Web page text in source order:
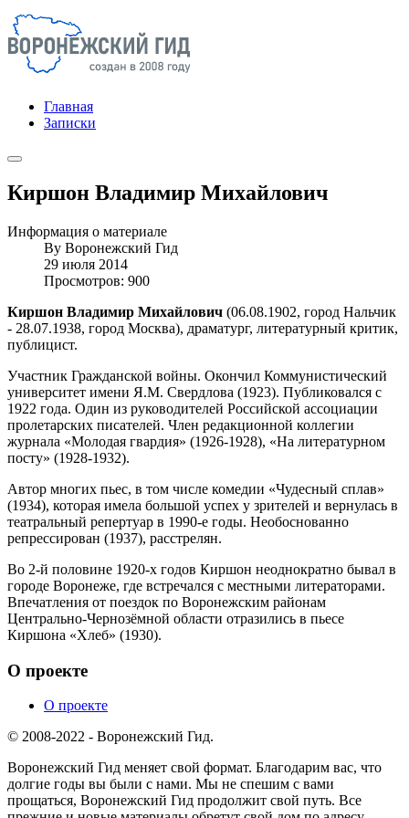
Главная
Записки
Киршон Владимир Михайлович
Информация о материале
By Воронежский Гид
29 июля 2014
Просмотров: 900
Киршон Владимир Михайлович (06.08.1902, город Нальчик
- 28.07.1938, город Москва), драматург, литературный критик,
публицист.
Участник Гражданской войны. Окончил Коммунистический
университет имени Я.М. Свердлова (1923). Публиковался с
1922 года. Один из руководителей Российской ассоциации
пролетарских писателей. Член редакционной коллегии
журнала «Молодая гвардия» (1926-1928), «На литературном
посту» (1928-1932).
Автор многих пьес, в том числе комедии «Чудесный сплав»
(1934), которая имела большой успех у зрителей и вернулась в
театральный репертуар в 1990-е годы. Необоснованно
репрессирован (1937), расстрелян.
Во 2-й половине 1920-х годов Киршон неоднократно бывал в
городе Воронеже, где встречался с местными литераторами.
Впечатления от поездок по Воронежским районам
Центрально-Чернозёмной области отразились в пьесе
Киршона «Хлеб» (1930).
О проекте
О проекте
© 2008-2022 - Воронежский Гид.
Воронежский Гид меняет свой формат. Благодарим вас, что
долгие годы вы были с нами. Мы не спешим с вами
прощаться, Воронежский Гид продолжит свой путь. Все